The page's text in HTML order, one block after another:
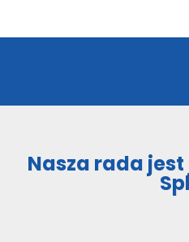
Nasza rada